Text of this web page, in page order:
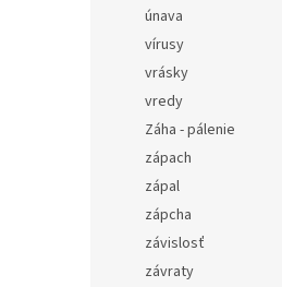
únava
vírusy
vrásky
vredy
Záha - pálenie
zápach
zápal
zápcha
závislosť
závraty